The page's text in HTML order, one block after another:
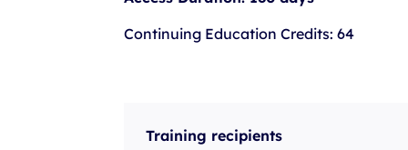
Continuing Education Credits: 64
Training recipients